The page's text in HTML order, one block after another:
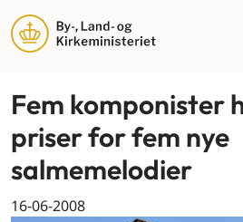
Fem komponister
priser for fem nye
salmemelodier
16-06-2008